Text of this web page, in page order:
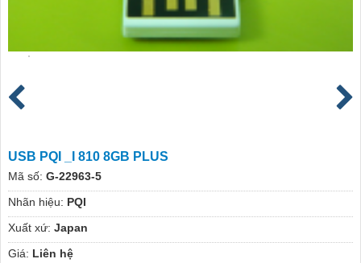
USB PQI _I 810 8GB PLUS
Mã số: G-22963-5
Nhãn hiệu: PQI
Xuất xứ: Japan
Giá: Liên hệ